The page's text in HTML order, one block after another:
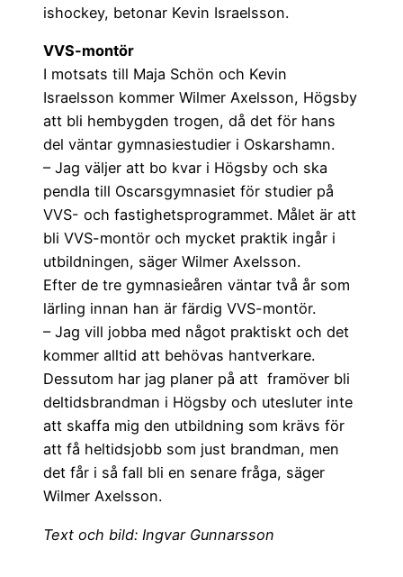
ishockey, betonar Kevin Israelsson.
VVS-montör
I motsats till Maja Schön och Kevin
Israelsson kommer Wilmer Axelsson, Högsby
att bli hembygden trogen, då det för hans
del väntar gymnasiestudier i Oskarshamn.
– Jag väljer att bo kvar i Högsby och ska
pendla till Oscarsgymnasiet för studier på
VVS- och fastighetsprogrammet. Målet är att
bli VVS-montör och mycket praktik ingår i
utbildningen, säger Wilmer Axelsson.
Efter de tre gymnasieåren väntar två år som
lärling innan han är färdig VVS-montör.
– Jag vill jobba med något praktiskt och det
kommer alltid att behövas hantverkare.
Dessutom har jag planer på att framöver bli
deltidsbrandman i Högsby och utesluter inte
att skaffa mig den utbildning som krävs för
att få heltidsjobb som just brandman, men
det får i så fall bli en senare fråga, säger
Wilmer Axelsson.
Text och bild: Ingvar Gunnarsson